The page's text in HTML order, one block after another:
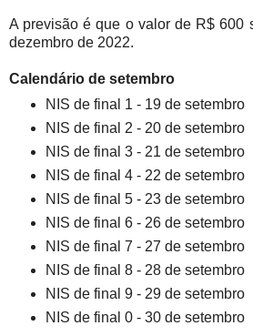
A previsão é que o valor de R$ 600
dezembro de 2022.
Calendário de setembro
NIS de final 1 - 19 de setembro
NIS de final 2 - 20 de setembro
NIS de final 3 - 21 de setembro
NIS de final 4 - 22 de setembro
NIS de final 5 - 23 de setembro
NIS de final 6 - 26 de setembro
NIS de final 7 - 27 de setembro
NIS de final 8 - 28 de setembro
NIS de final 9 - 29 de setembro
NIS de final 0 - 30 de setembro